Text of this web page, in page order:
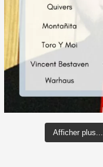
Afficher plus...